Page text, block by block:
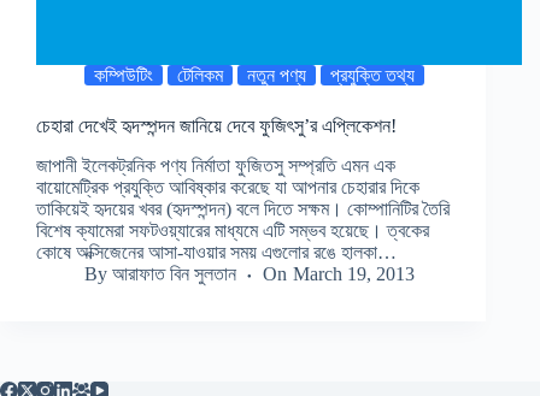
কম্পিউটিং টেলিকম নতুন পণ্য প্রযুক্তি তথ্য
চেহারা দেখেই হৃদস্পন্দন জানিয়ে দেবে ফুজিৎসু’র এপ্লিকেশন!
জাপানী ইলেকট্রনিক পণ্য নির্মাতা ফুজিতসু সম্প্রতি এমন এক
বায়োমেট্রিক প্রযুক্তি আবিষ্কার করেছে যা আপনার চেহারার দিকে
তাকিয়েই হৃদয়ের খবর (হৃদস্পন্দন) বলে দিতে সক্ষম। কোম্পানিটির তৈরি
বিশেষ ক্যামেরা সফটওয়্যারের মাধ্যমে এটি সম্ভব হয়েছে। ত্বকের
কোষে অক্সিজেনের আসা-যাওয়ার সময় এগুলোর রঙে হালকা…
By আরাফাত বিন সুলতান On March 19, 2013